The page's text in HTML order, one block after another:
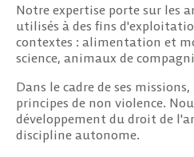
Notre expertise porte sur les
utilisés à des fins
contextes : alimentation et
science, animaux de
Dans le cadre de ses
principes de non violence.
développement du droit de
discipline autonome.